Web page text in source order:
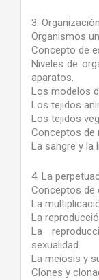
3.
Organismos
Concepto de
Niveles de
aparatos.
Los modelos
Los tejidos
Los tejidos
Conceptos de
La sangre y la
4. La
Conceptos de
La
La
La
sexualidad.
La meiosis y
Clones y